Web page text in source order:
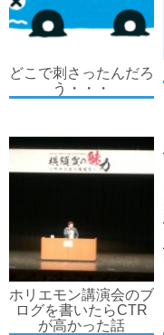
どこで刺さったんだろ
う・・・
ホリエモン講演会のブ
ログを書いたらCTR
が高かった話